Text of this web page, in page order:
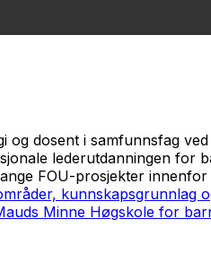
og dosent i samfunnsfag
lederutdanningen
FOU-prosjekter
kunnskapsgrunnlag
Minne Høgskole for